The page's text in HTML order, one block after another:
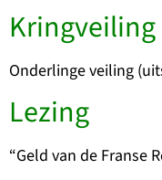
Kringveiling
Onderlinge veiling
Lezing
“Geld van de Franse